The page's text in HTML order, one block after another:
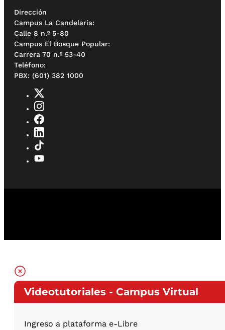
Dirección
Campus La Candelaria:
Calle 8 n.º 5-80
Campus El Bosque Popular:
Carrera 70 n.º 53-40
Teléfono:
PBX: (601) 382 1000
Videotutoriales - Campus Virtual
Ingreso a plataforma e-Libre